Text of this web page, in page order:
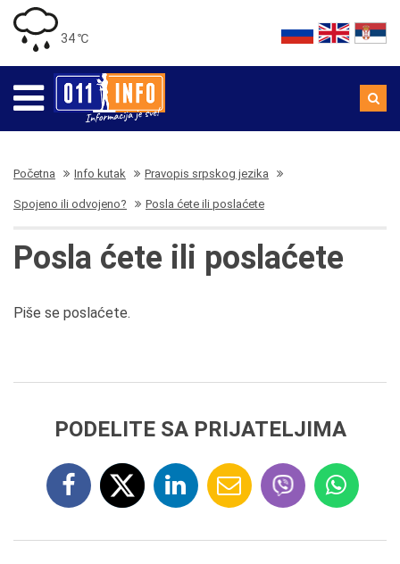
34 ℃
Početna Info kutak Pravopis srpskog jezika
Spojeno ili odvojeno? Posla ćete ili poslaćete
Posla ćete ili poslaćete
Piše se poslaćete.
PODELITE SA PRIJATELJIMA